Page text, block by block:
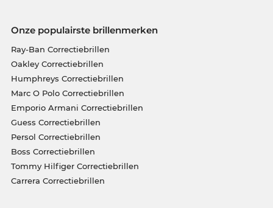
Onze populairste brillenmerken
Ray-Ban Correctiebrillen
Oakley Correctiebrillen
Humphreys Correctiebrillen
Marc O Polo Correctiebrillen
Emporio Armani Correctiebrillen
Guess Correctiebrillen
Persol Correctiebrillen
Boss Correctiebrillen
Tommy Hilfiger Correctiebrillen
Carrera Correctiebrillen